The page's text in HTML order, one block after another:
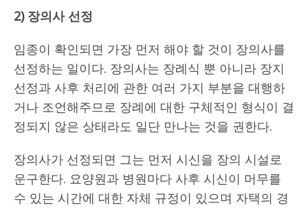
2) 장의사 선정
임종이 확인되면 가장 먼저 해야 할 것이 장의사를
선정하는 일이다. 장의사는 장례식 뿐 아니라 장지
선정과 사후 처리에 관한 여러 가지 부분을 대행하
거나 조언해주므로 장례에 대한 구체적인 형식이 결
정되지 않은 상태라도 일단 만나는 것을 권한다.
장의사가 선정되면 그는 먼저 시신을 장의 시설로
운구한다. 요양원과 병원마다 사후 시신이 머무를
수 있는 시간에 대한 자체 규정이 있으며 자택의 경